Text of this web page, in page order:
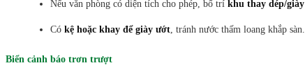
Nếu văn phòng có diện tích cho phép, bố trí khu thay dép/giày
Có kệ hoặc khay để giày ướt, tránh nước thấm loang khắp sàn.
Biển cảnh báo trơn trượt